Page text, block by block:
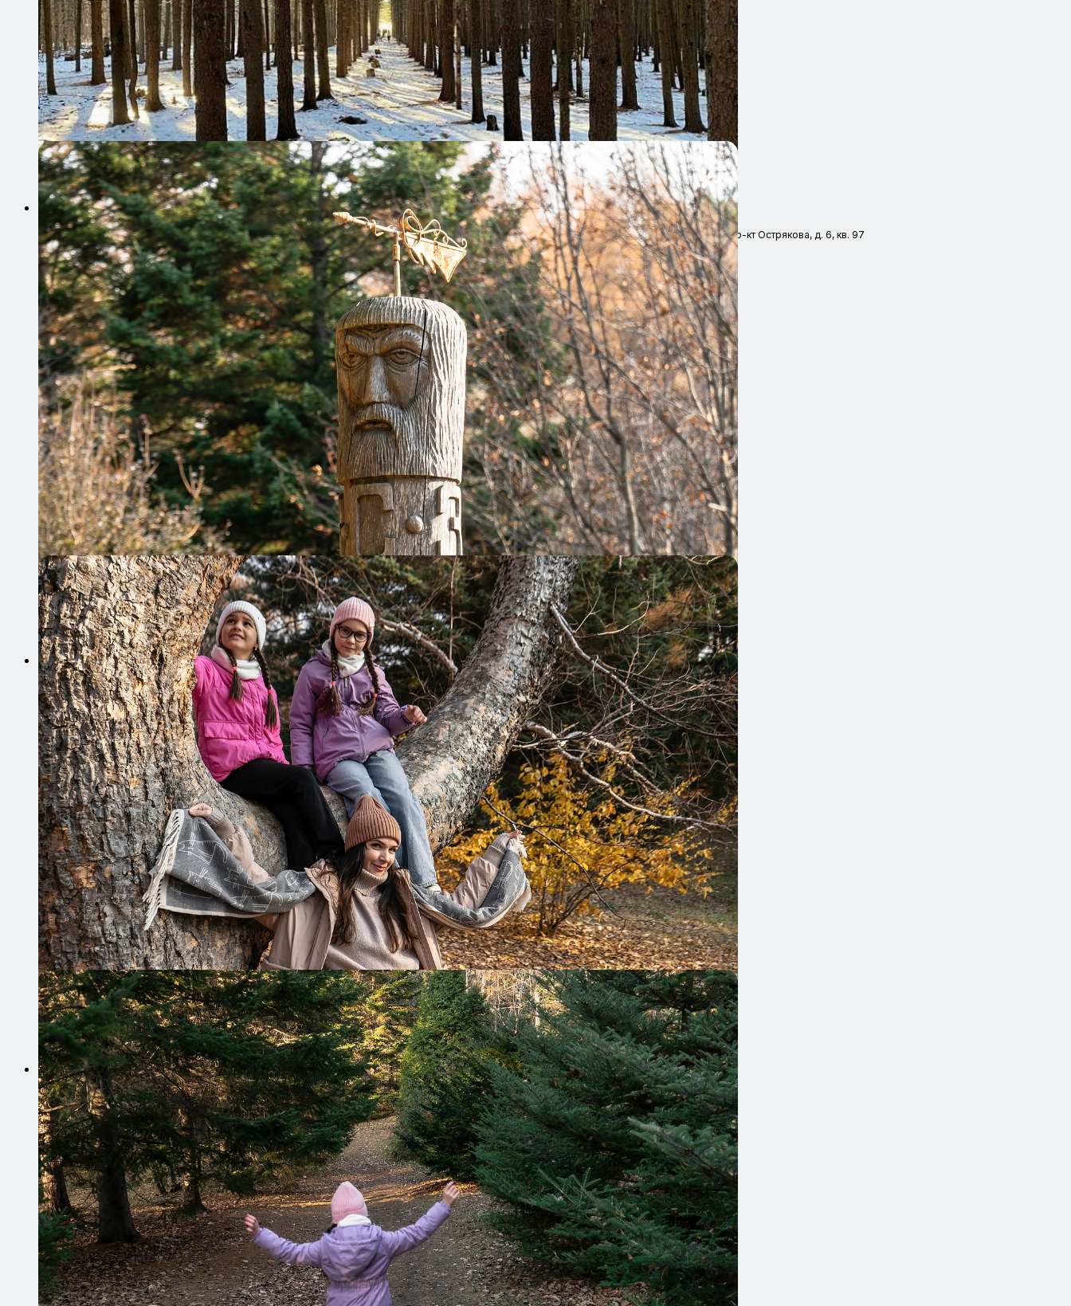
ООО "ХОДИЛЕСОМ" ИНН 2543190118 ОГРН/ОГРНИП 1252500001445
Юридический адрес организации: 690002, Россия, Приморский край, г.о. Владивостокский, г. Владивосток, пр-кт Острякова, д. 6, кв. 97
Образец договора